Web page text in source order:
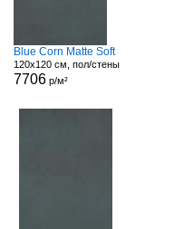
Blue Corn Matte Soft
120x120 см, пол/стены
7706 р/м²